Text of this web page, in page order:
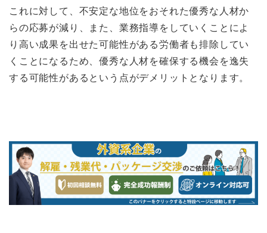
これに対して、不安定な地位をおそれた優秀な人材か
らの応募が減り、また、業務指導をしていくことによ
り高い成果を出せた可能性がある労働者も排除してい
くことになるため、優秀な人材を確保する機会を逸失
する可能性があるという点がデメリットとなります。